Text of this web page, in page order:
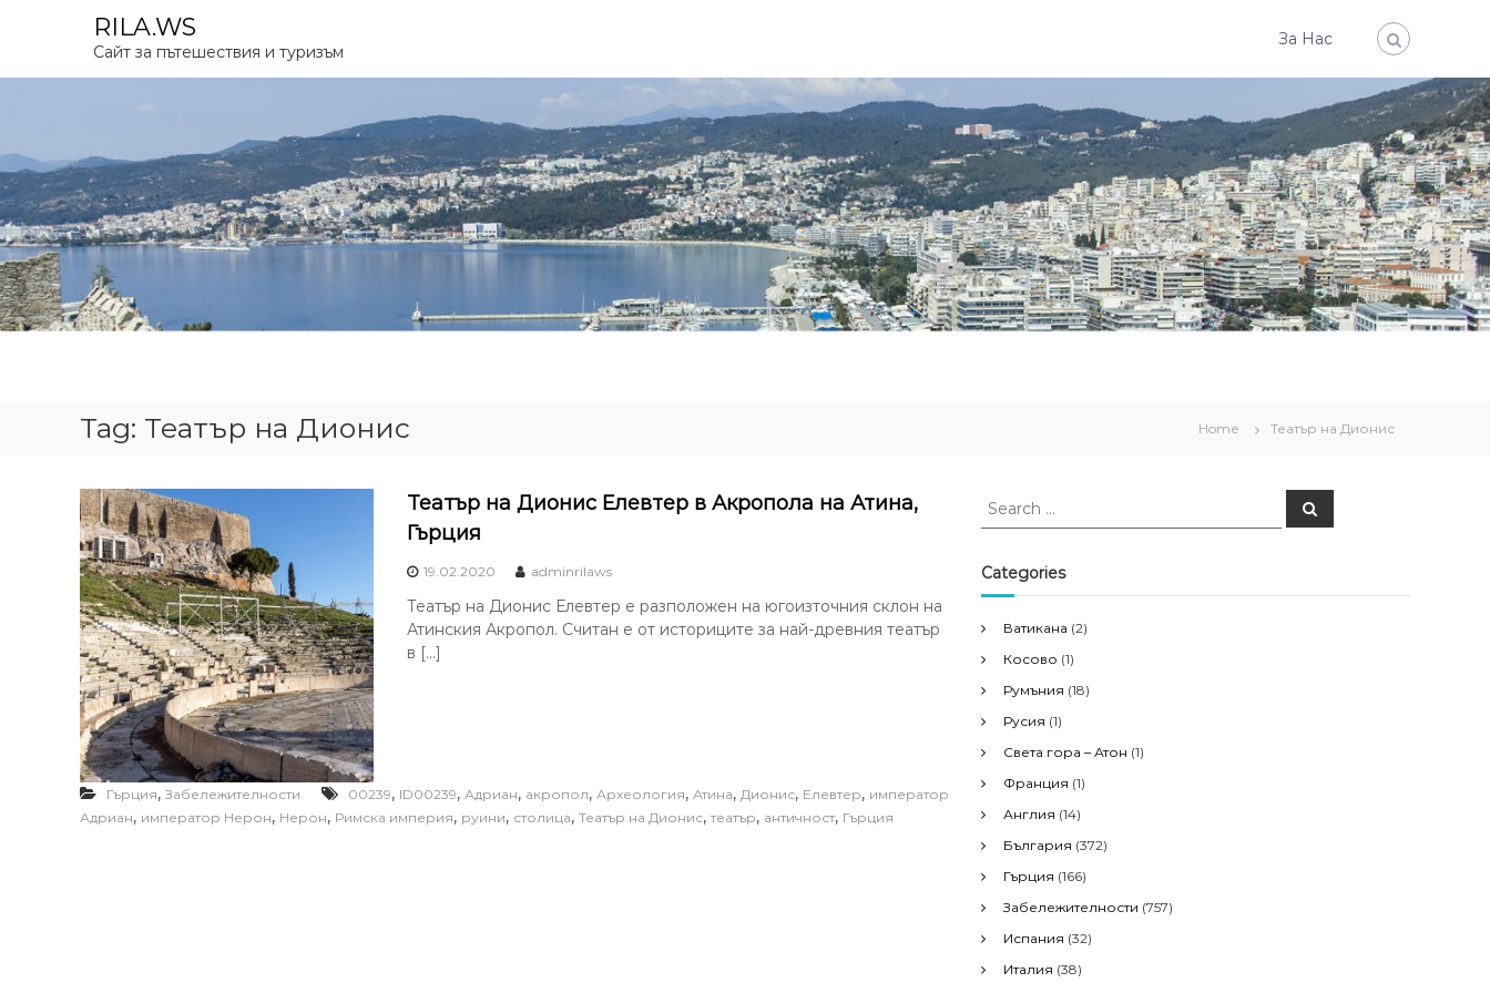
p
c
o
n
t
e
n
t
RILA.WS
Сайт за пътешествия и туризъм
За Нас
Tag: Театър на Дионис Home Театър на Дионис
Театър на Дионис Елевтер в Акропола на Атина,
Гърция
19.02.2020 adminrilaws
Театър на Дионис Елевтер е разположен на югоизточния склон на
Атинския Акропол. Считан е от историците за най-древния театър
в […]
Гърция, Забележителности 00239, ID00239, Адриан, акропол, Археология, Атина, Дионис, Елевтер, император
Адриан, император Нерон, Нерон, Римска империя, руини, столица, Театър на Дионис,театър, античност, Гърция
S
r
c
f
o
r
S
e
Categories
Ватикана (2)
Косово (1)
Румъния (18)
Русия (1)
Света гора – Атон (1)
Франция (1)
Англия (14)
България (372)
Гърция (166)
Забележителности (757)
Испания (32)
Италия (38)